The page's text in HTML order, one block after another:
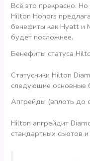
Всё это прекрасно.
Hilton Honors
бенефиты как Hyatt и
будет посложнее.
Бенефиты статуса
Статусники Hilton
следующие основные
Апгрейды (вплоть до
Hilton апгрейдит
стандартных сьютов